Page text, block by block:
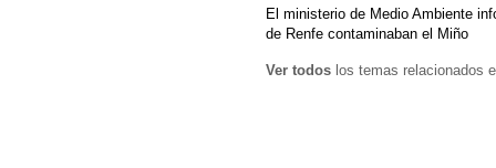
El ministerio de Medio Ambiente
de Renfe contaminaban el Miño
Ver todos los temas relacionados